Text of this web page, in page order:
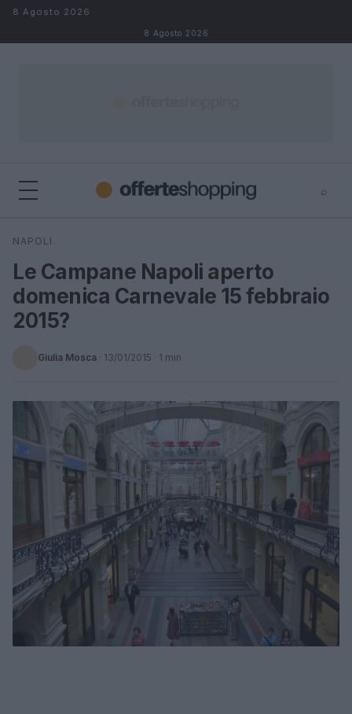
Salta al contenuto
8 Agosto 2026
8 Agosto 2026
⌕
Cerca
NAPOLI
Le Campane Napoli aperto
domenica Carnevale 15 febbraio
2015?
Giulia Mosca · 13/01/2015 · 1 min